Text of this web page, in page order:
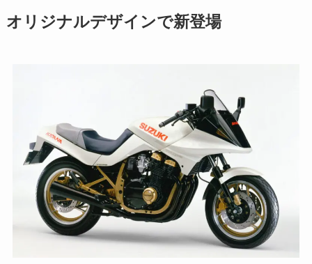
オリジナルデザインで新登場